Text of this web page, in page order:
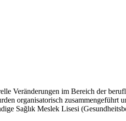
Veränderungen im Bereich der
organisatorisch zusammengeführt
Sağlık Meslek Lisesi